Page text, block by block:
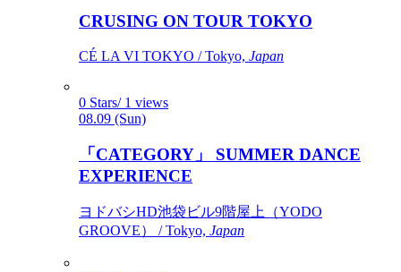
CRUSING ON TOUR TOKYO
CÉ LA VI TOKYO / Tokyo, Japan
0 Stars/ 1 views
08.09 (Sun)
「CATEGORY」 SUMMER DANCE
EXPERIENCE
ヨドバシHD池袋ビル9階屋上（YODO
GROOVE） / Tokyo, Japan